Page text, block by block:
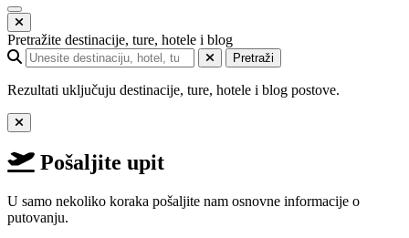
Pretražite destinacije, ture, hotele i blog
Pretraži
Rezultati uključuju destinacije, ture, hotele i blog postove.
Pošaljite upit
U samo nekoliko koraka pošaljite nam osnovne informacije o
putovanju.